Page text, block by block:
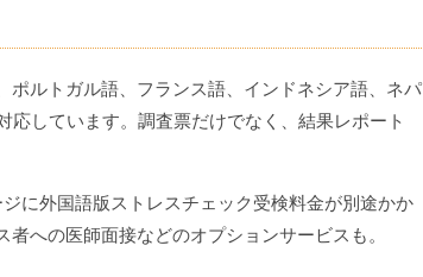
ルトガル語、フランス語、インドネシア語、ネパ
しています。調査票だけでなく、結果レポート
に外国語版ストレスチェック受検料金が別途かか
への医師面接などのオプションサービスも。